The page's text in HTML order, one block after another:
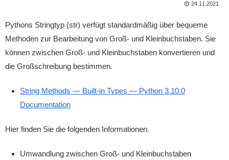
24.11.2021
Pythons Stringtyp (str) verfügt standardmäßig über bequeme
Methoden zur Bearbeitung von Groß- und Kleinbuchstaben. Sie
können zwischen Groß- und Kleinbuchstaben konvertieren und
die Großschreibung bestimmen.
String Methods — Built-in Types — Python 3.10.0
Documentation
Hier finden Sie die folgenden Informationen.
Umwandlung zwischen Groß- und Kleinbuchstaben